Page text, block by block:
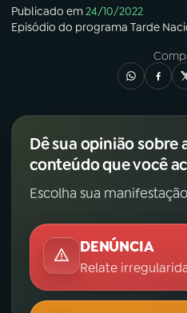
Publicado em24/10/2022
Episódio do programa Tarde
Dê sua opinião sobre
conteúdo que você
Escolha sua
DENÚNCIA
Relate